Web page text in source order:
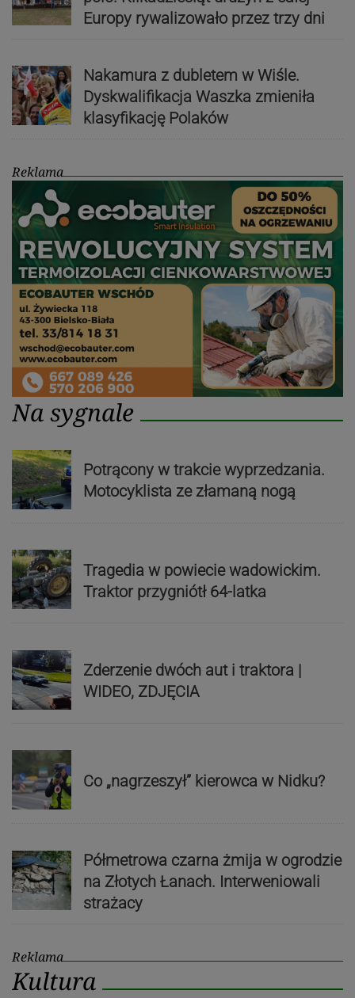
Europy rywalizowało przez trzy dni
Nakamura z dubletem w Wiśle.
Dyskwalifikacja Waszka zmieniła
klasyfikację Polaków
Reklama
Na sygnale
Potrącony w trakcie wyprzedzania.
Motocyklista ze złamaną nogą
Tragedia w powiecie wadowickim.
Traktor przygniótł 64-latka
Zderzenie dwóch aut i traktora |
WIDEO, ZDJĘCIA
Co „nagrzeszył” kierowca w Nidku?
Półmetrowa czarna żmija w ogrodzie
na Złotych Łanach. Interweniowali
strażacy
Reklama
Kultura